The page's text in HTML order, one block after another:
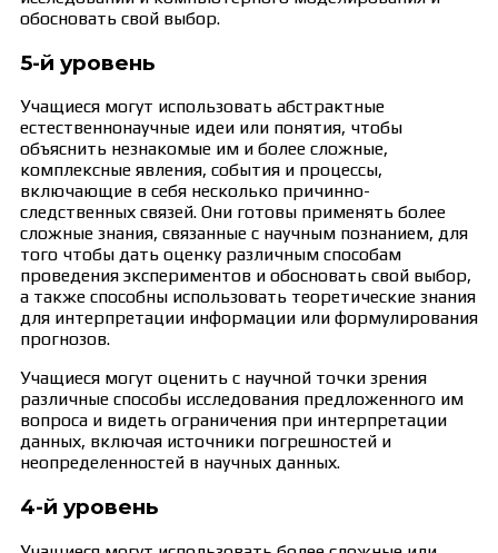
обосновать свой выбор.
5-й уровень
Учащиеся могут использовать абстрактные
естественнонаучные идеи или понятия, чтобы
объяснить незнакомые им и более сложные,
комплексные явления, события и процессы,
включающие в себя несколько причинно-
следственных связей. Они готовы применять более
сложные знания, связанные с научным познанием, для
того чтобы дать оценку различным способам
проведения экспериментов и обосновать свой выбор,
а также способны использовать теоретические знания
для интерпретации информации или формулирования
прогнозов.
Учащиеся могут оценить с научной точки зрения
различные способы исследования предложенного им
вопроса и видеть ограничения при интерпретации
данных, включая источники погрешностей и
неопределенностей в научных данных.
4-й уровень